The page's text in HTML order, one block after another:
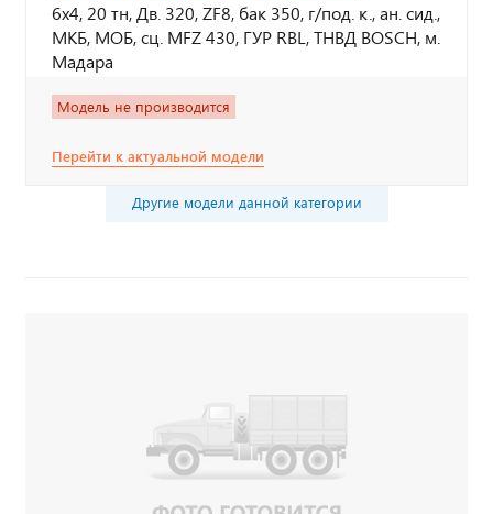
6х4, 20 тн, Дв. 320, ZF8, бак 350, г/под. к., ан. сид.,
МКБ, МОБ, сц. MFZ 430, ГУР RBL, ТНВД BOSCH, м.
Мадара
Модель не производится
Перейти к актуальной модели
Другие модели данной категории